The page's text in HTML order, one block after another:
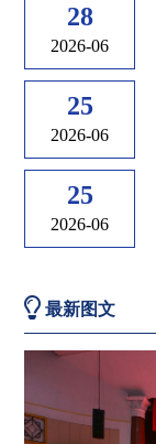
28
2026-06
25
2026-06
25
2026-06
最新图文